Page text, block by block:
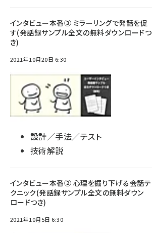
インタビュー本番③ ミラーリングで発話を促
す(発話録サンプル全文の無料ダウンロードつ
き)
2021年10月20日 6:30
設計／手法／テスト
技術解説
インタビュー本番② 心理を掘り下げる会話テ
クニック(発話録サンプル全文の無料ダウン
ロードつき)
2021年10月5日 6:30